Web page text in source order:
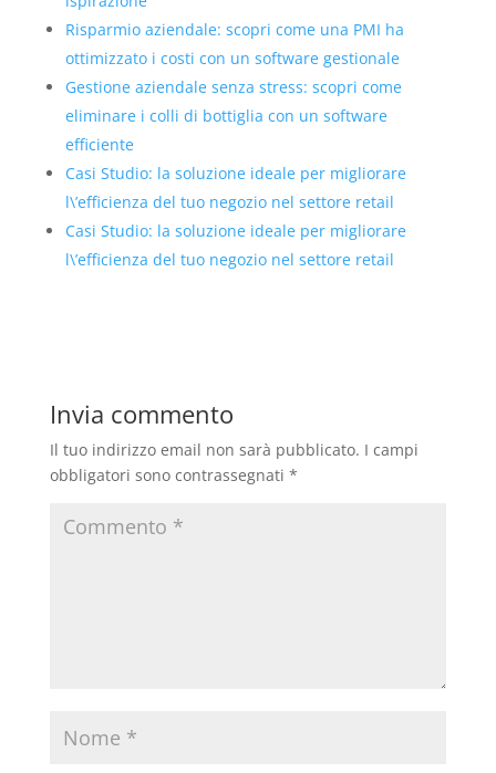
Risparmio aziendale: scopri come una PMI ha
ottimizzato i costi con un software gestionale
Gestione aziendale senza stress: scopri come
eliminare i colli di bottiglia con un software
efficiente
Casi Studio: la soluzione ideale per migliorare
l\’efficienza del tuo negozio nel settore retail
Casi Studio: la soluzione ideale per migliorare
l\’efficienza del tuo negozio nel settore retail
Invia commento
Il tuo indirizzo email non sarà pubblicato. I campi
obbligatori sono contrassegnati *